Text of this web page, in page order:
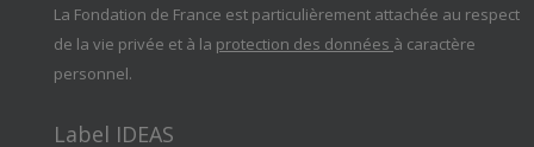
La Fondation de France est particulièrement attachée au respect
de la vie privée et à la protection des données à caractère
personnel.
Label IDEAS